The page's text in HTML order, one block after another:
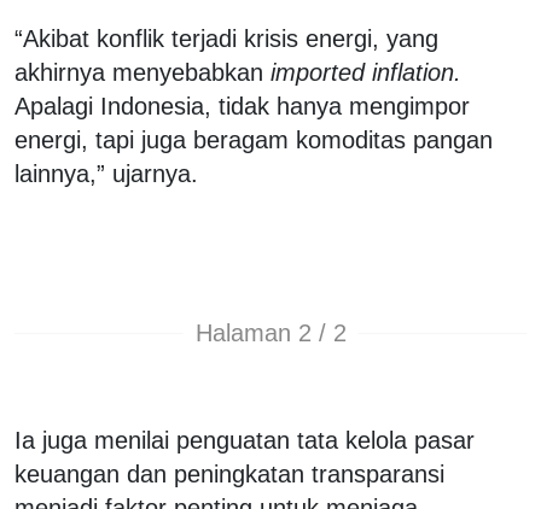
“Akibat konflik terjadi krisis energi, yang
akhirnya menyebabkan imported inflation.
Apalagi Indonesia, tidak hanya mengimpor
energi, tapi juga beragam komoditas pangan
lainnya,” ujarnya.
Halaman 2 / 2
Ia juga menilai penguatan tata kelola pasar
keuangan dan peningkatan transparansi